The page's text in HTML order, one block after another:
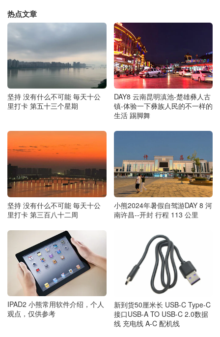
热点文章
坚持 没有什么不可能 毎天十公
里打卡 第五十三个星期
DAY8 云南昆明滇池-楚雄彝人古
镇-体验一下彝族人民的不一样的
生活 踢脚舞
坚持 没有什么不可能 毎天十公
里打卡 第三百八十二周
小熊2024年暑假自驾游DAY 8 河
南许昌--开封 行程 113 公里
IPAD2 小熊常用软件介绍，个人
观点，仅供参考
新到货50厘米长 USB-C Type-C
接口USB-A TO USB-C 2.0数据
线 充电线 A-C 配机线